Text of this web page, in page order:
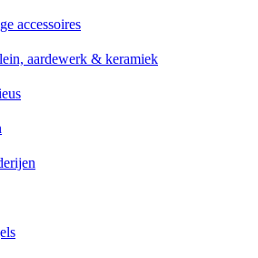
accessoires
aardewerk & keramiek